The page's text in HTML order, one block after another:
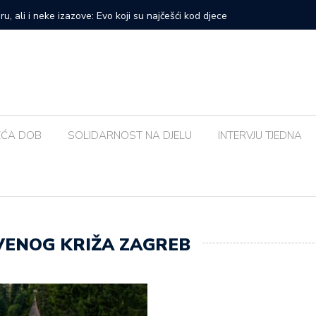
veliki samostalni koncert: ‘Bog me svih ovih godina
DOB SOLIDARNOST NA DJELU INTERVJU TJEDNA
KRIŽA ZAGREB